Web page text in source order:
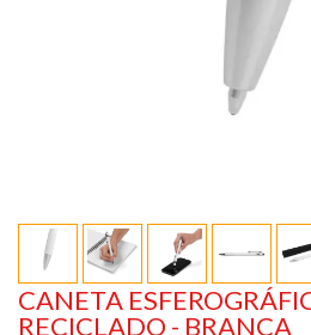
CANETA
RECICLADO - BRANCA